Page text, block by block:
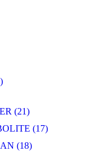
(21)
(17)
(18)